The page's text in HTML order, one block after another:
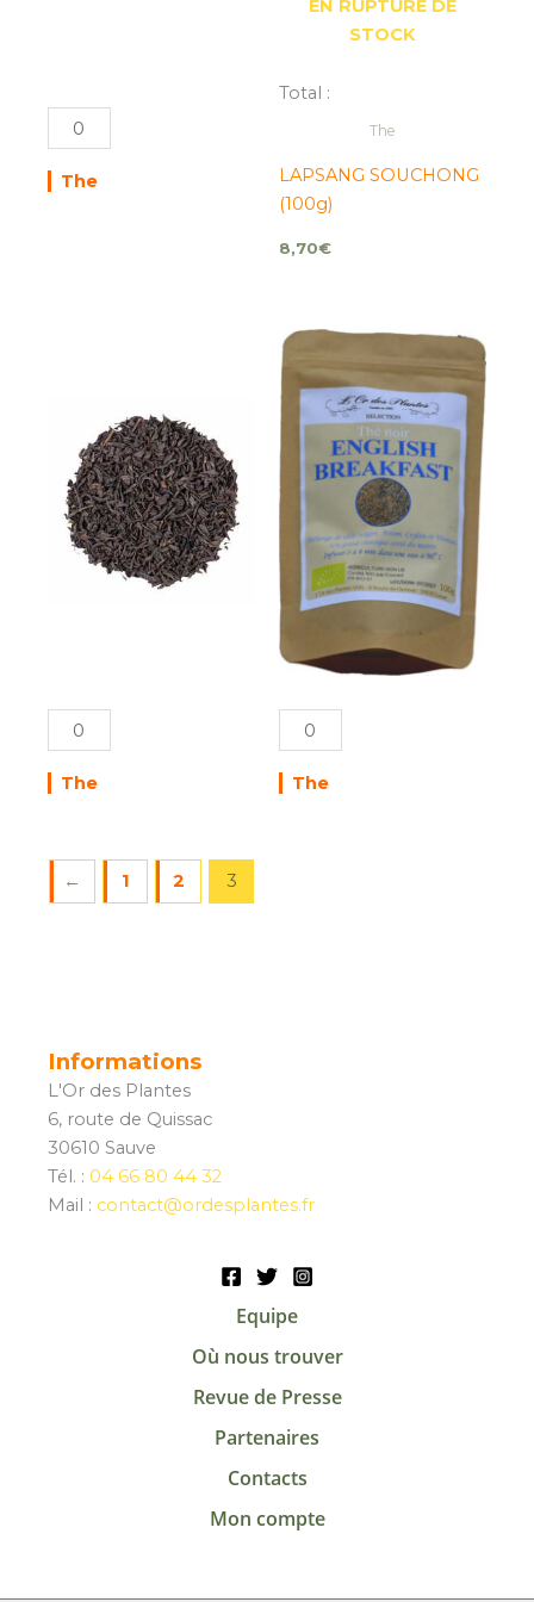
The
EN RUPTURE DE
STOCK
Total :
The
LAPSANG SOUCHONG
(100g)
8,70€
The
quantité
de
ENGLISH
BREAKFAST
Bio
(100g)*
The
← 1 2 3
Informations
L'Or des Plantes
6, route de Quissac
30610 Sauve
Tél. : 04 66 80 44 32
Mail : contact@ordesplantes.fr
Equipe
Où nous trouver
Revue de Presse
Partenaires
Contacts
Mon compte